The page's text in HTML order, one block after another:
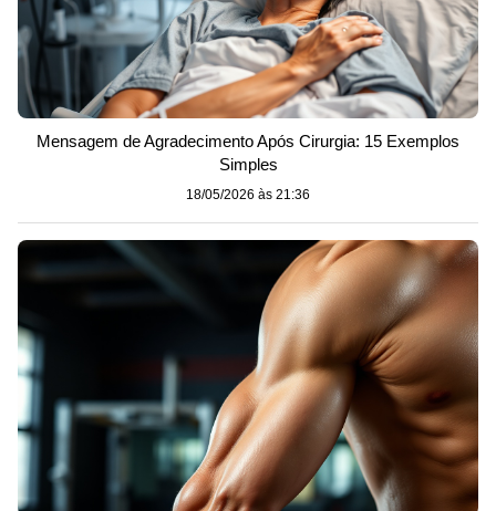
Mensagem de Agradecimento Após Cirurgia: 15 Exemplos
Simples
18/05/2026 às 21:36